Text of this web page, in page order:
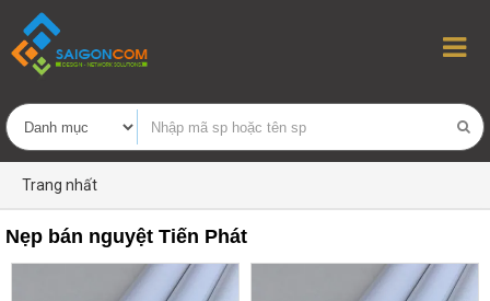
Trang nhất
Nẹp bán nguyệt Tiến Phát